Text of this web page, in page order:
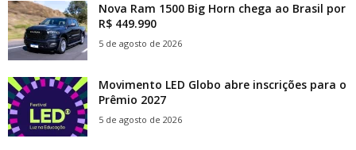
Nova Ram 1500 Big Horn chega ao Brasil por
R$ 449.990
5 de agosto de 2026
Movimento LED Globo abre inscrições para o
Prêmio 2027
5 de agosto de 2026